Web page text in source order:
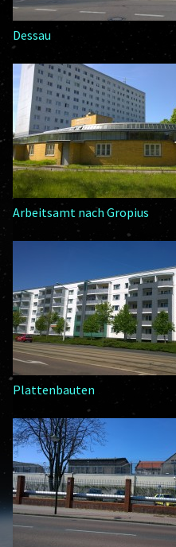
Dessau
Arbeitsamt nach Gropius
Plattenbauten